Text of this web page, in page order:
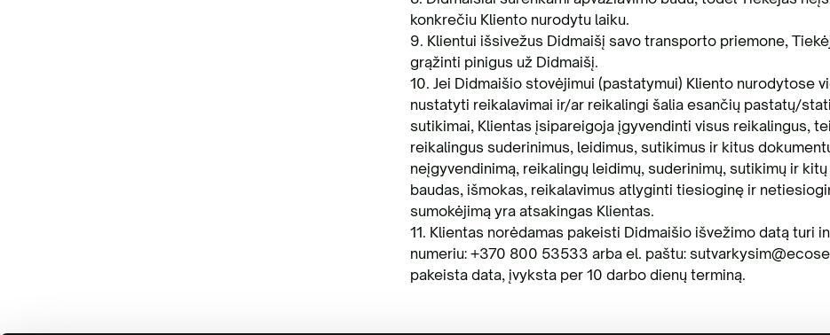
konkrečiu Kliento nurodytu laiku.
9. Klientui išsivežus Didmaišį savo transporto priemone,
grąžinti pinigus už Didmaišį.
10. Jei Didmaišio stovėjimui (pastatymui) Kliento nurodytose
nustatyti reikalavimai ir/ar reikalingi šalia esančių pastatų/
sutikimai, Klientas įsipareigoja įgyvendinti visus reikalingus,
reikalingus suderinimus, leidimus, sutikimus ir kitus
neįgyvendinimą, reikalingų leidimų, suderinimų, sutikimų ir
baudas, išmokas, reikalavimus atlyginti tiesioginę ir
sumokėjimą yra atsakingas Klientas.
11. Klientas norėdamas pakeisti Didmaišio išvežimo datą turi
numeriu: +370 800 53533 arba el. paštu:
pakeista data, įvyksta per 10 darbo dienų terminą.